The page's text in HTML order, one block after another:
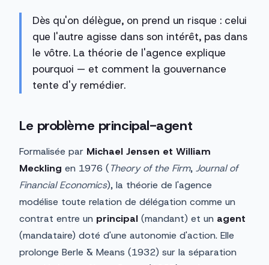
Dès qu'on délègue, on prend un risque : celui
que l'autre agisse dans son intérêt, pas dans
le vôtre. La théorie de l'agence explique
pourquoi — et comment la gouvernance
tente d'y remédier.
Le problème principal-agent
Formalisée par Michael Jensen et William
Meckling en 1976 (Theory of the Firm, Journal of
Financial Economics), la théorie de l'agence
modélise toute relation de délégation comme un
contrat entre un principal (mandant) et un agent
(mandataire) doté d'une autonomie d'action. Elle
prolonge Berle & Means (1932) sur la séparation